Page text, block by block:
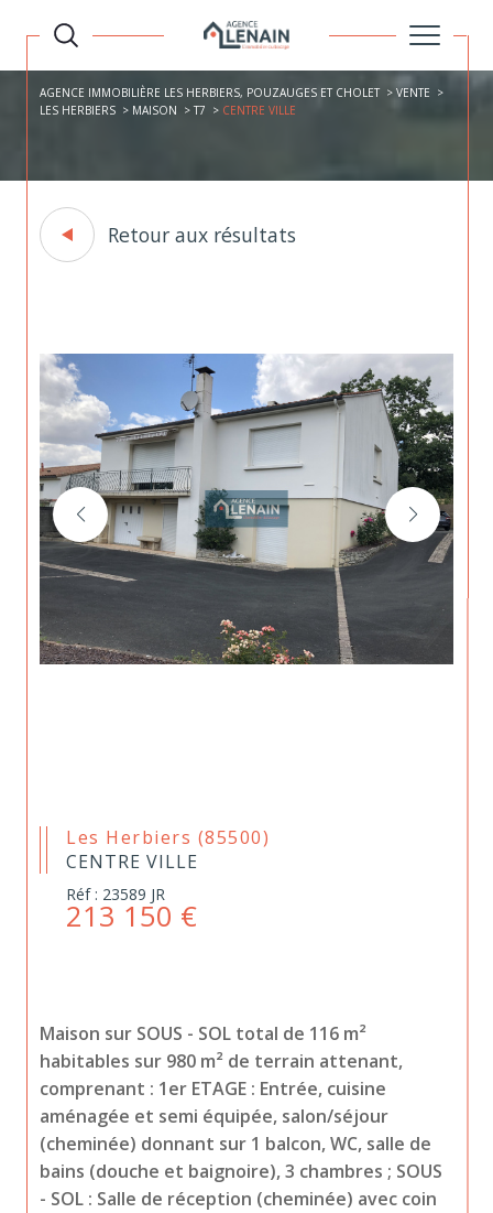
AGENCE IMMOBILIÈRE LES HERBIERS, POUZAUGES ET CHOLET
VENTE
LES HERBIERS
MAISON T7 CENTRE VILLE
Retour aux résultats
Les Herbiers (85500)
CENTRE VILLE
Réf : 23589 JR
213 150 €
Maison sur SOUS - SOL total de 116 m²
habitables sur 980 m² de terrain attenant,
comprenant : 1er ETAGE : Entrée, cuisine
aménagée et semi équipée, salon/séjour
(cheminée) donnant sur 1 balcon, WC, salle de
bains (douche et baignoire), 3 chambres ; SOUS
- SOL : Salle de réception (cheminée) avec coin